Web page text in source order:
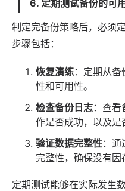
6. 定期测试备份的可
制定完备份策略后，必须
步骤包括：
恢复演练：定期从
性和可用性。
检查备份日志：查
作是否成功，以及是
验证数据完整性：
完整性，确保没有因
定期测试能够在实际发生